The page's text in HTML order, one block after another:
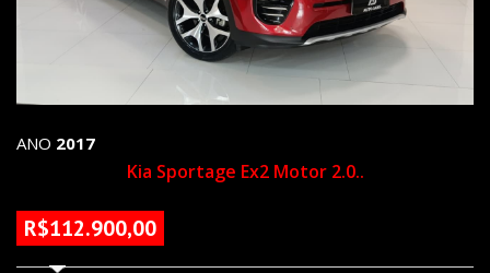
ANO 2017
Kia Sportage Ex2 Motor 2.0..
R$112.900,00